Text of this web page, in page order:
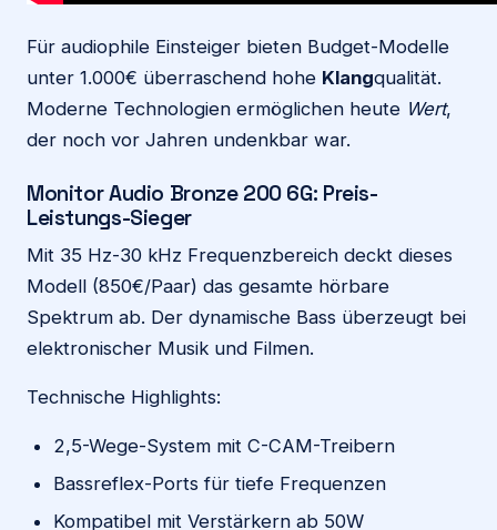
Für audiophile Einsteiger bieten Budget-Modelle
unter 1.000€ überraschend hohe Klangqualität.
Moderne Technologien ermöglichen heute Wert,
der noch vor Jahren undenkbar war.
Monitor Audio Bronze 200 6G: Preis-
Leistungs-Sieger
Mit 35 Hz-30 kHz Frequenzbereich deckt dieses
Modell (850€/Paar) das gesamte hörbare
Spektrum ab. Der dynamische Bass überzeugt bei
elektronischer Musik und Filmen.
Technische Highlights:
2,5-Wege-System mit C-CAM-Treibern
Bassreflex-Ports für tiefe Frequenzen
Kompatibel mit Verstärkern ab 50W